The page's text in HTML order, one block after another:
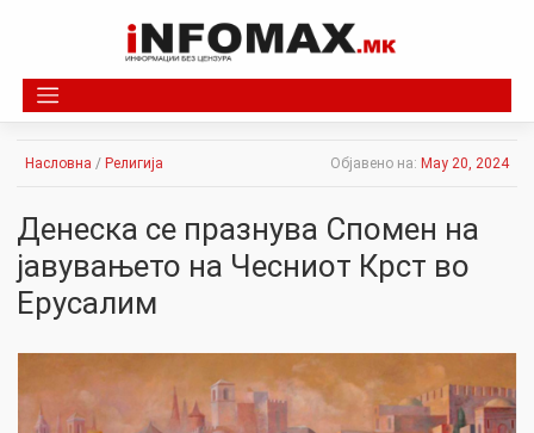
Насловна / Религија Објавено на: May 20, 2024
Денеска се празнува Спомен на
јавувањето на Чесниот Крст во
Ерусалим